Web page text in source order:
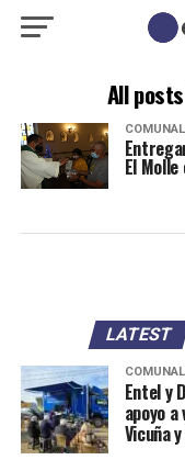
All
El Molle
LATEST
Entel y
apoyo
Vicuña